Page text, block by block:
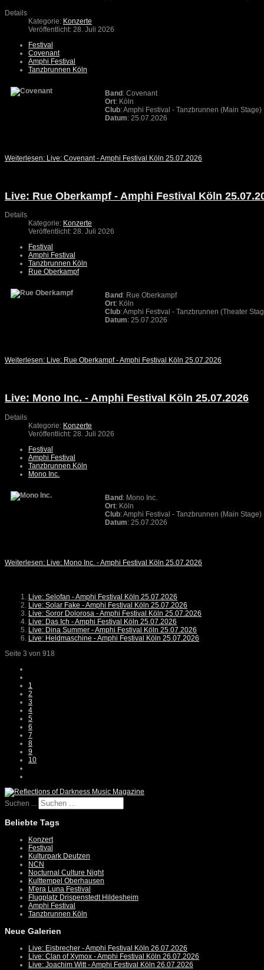
Details
Kategorie: Konzerte
Veröffentlicht: 28. Juli 2026
Festival
Covenant
Amphi Festival
Tanzbrunnen Köln
Band: Covenant
Ort: Köln
Club: Amphi Festival - Tanzbrunnen (Main Stage)
Datum: 25.07.2026
Weiterlesen: Live: Covenant - Amphi Festival Köln 25.07.2026
Live: Rue Oberkampf - Amphi Festival Köln
Details
Kategorie: Konzerte
Veröffentlicht: 28. Juli 2026
Festival
Amphi Festival
Tanzbrunnen Köln
Rue Oberkampf
Band : Rue Oberkampf
Ort: Köln
Club: Amphi Festival - Tanzbrunnen (Theater
Datum: 25.07.2026
Weiterlesen: Live: Rue Oberkampf - Amphi Festival Köln 25.07.2026
Live: Mono Inc. - Amphi Festival Köln 25.07.2026
Details
Kategorie: Konzerte
Veröffentlicht: 28. Juli 2026
Festival
Amphi Festival
Tanzbrunnen Köln
Mono Inc.
Band : Mono Inc.
Ort: Köln
Club: Amphi Festival - Tanzbrunnen (Main Stage)
Datum: 25.07.2026
Weiterlesen: Live: Mono Inc. - Amphi Festival Köln 25.07.2026
Live: Selofan - Amphi Festival Köln 25.07.2026
Live: Solar Fake - Amphi Festival Köln 25.07.2026
Live: Soror Dolorosa - Amphi Festival Köln 25.07.2026
Live: Das Ich - Amphi Festival Köln 25.07.2026
Live: Dina Summer - Amphi Festival Köln 25.07.2026
Live: Heldmaschine - Amphi Festival Köln 25.07.2026
Seite 3 von 918
1
2
3
4
5
6
7
8
9
10
Suchen ...
Beliebte Tags
Konzert
Festival
Kulturpark Deutzen
NCN
Nocturnal Culture Night
Kulttempel Oberhausen
M'era Luna Festival
Flugplatz Drispenstedt Hildesheim
Amphi Festival
Tanzbrunnen Köln
Neue Galerien
Live: Eisbrecher - Amphi Festival Köln 26.07.2026
Live: Clan of Xymox - Amphi Festival Köln 26.07.2026
Live: Joachim Witt - Amphi Festival Köln 26.07.2026